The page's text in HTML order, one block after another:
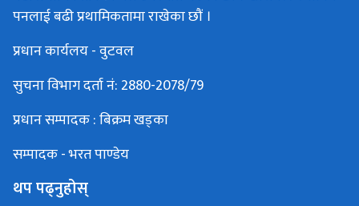
पनलाई बढी प्रथामिकतामा राखेका छौं ।
प्रधान कार्यलय - वुटवल
सुचना विभाग दर्ता नं: 2880-2078/79
प्रधान सम्पादक : बिक्रम खड्का
सम्पादक - भरत पाण्डेय
थप पढ्नुहोस्